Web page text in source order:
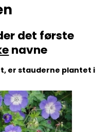
det første
navne
er stauderne plantet i